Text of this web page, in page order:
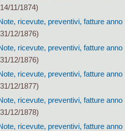
11/1874)
ricevute, preventivi, fatture anno
12/1876)
ricevute, preventivi, fatture anno
12/1876)
ricevute, preventivi, fatture anno
12/1877)
ricevute, preventivi, fatture anno
12/1878)
ricevute, preventivi, fatture anno